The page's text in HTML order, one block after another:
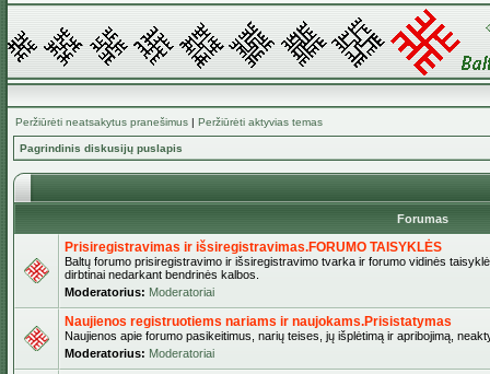
Peržiūrėti neatsakytus pranešimus | Peržiūrėti aktyvias temas
Pagrindinis diskusijų puslapis
Forumas
Prisiregistravimas ir išsiregistravimas.FORUMO TAISYKLĖS
Baltų forumo prisiregistravimo ir išsiregistravimo tvarka ir forumo vidinės
dirbtinai nedarkant bendrinės kalbos.
Moderatorius: Moderatoriai
Naujienos registruotiems nariams ir naujokams.Prisistatymas
Naujienos apie forumo pasikeitimus, narių teises, jų išplėtimą ir apribojimą,
Moderatorius: Moderatoriai